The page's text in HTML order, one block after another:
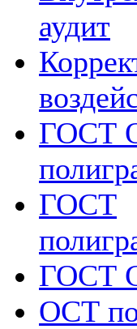
аудит
ГОСТ
ГОСТ
ГОСТ
ОСТ